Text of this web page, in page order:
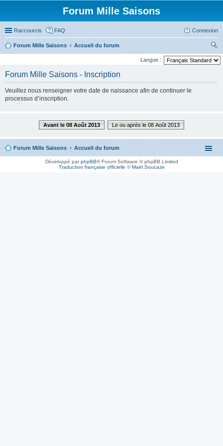
Forum Mille Saisons
Raccourcis FAQ Connexion
Forum Mille Saisons
Accueil du forum
ec
ch
Langue :
Forum Mille Saisons - Inscription
Veuillez nous renseigner votre date de naissance afin de continuer le
processus d’inscription.
Avant le 08 Août 2013 Le ou après le 08 Août 2013
Forum Mille Saisons Accueil du forum
Développé parphpBB® Forum Software © phpBB Limited
Traduction française officielle ©Maël Soucaze